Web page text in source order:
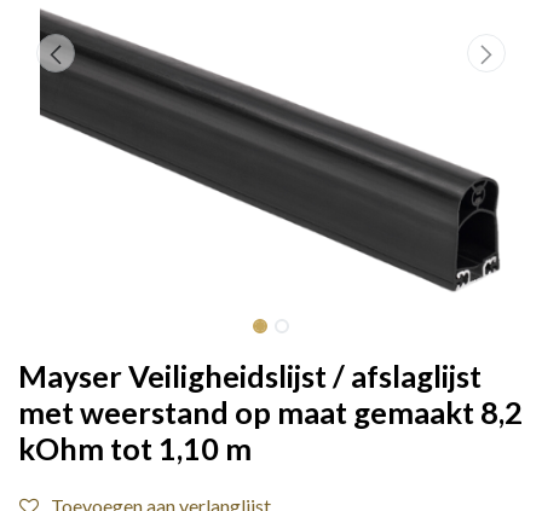
Mayser Veiligheidslijst / afslaglijst
met weerstand op maat gemaakt 8,2
kOhm tot 1,10 m
Toevoegen aan verlanglijst